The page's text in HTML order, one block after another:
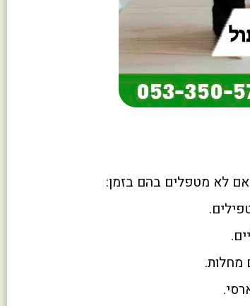
אם לא מטפלים בהם בזמן:
מחלות.